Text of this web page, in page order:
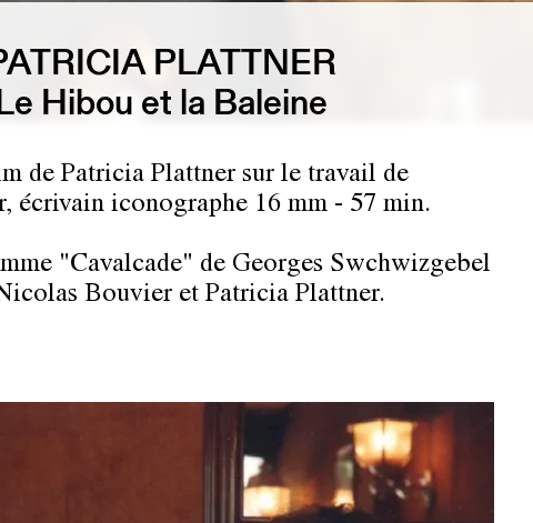
PLATTNER
Hibou et la Baleine
de Patricia Plattner sur le travail de
écrivain iconographe 16 mm - 57 min.
"Cavalcade" de Georges Swchwizgebel
Bouvier et Patricia Plattner.